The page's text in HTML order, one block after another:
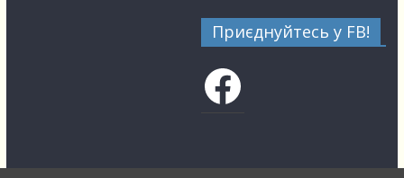
Приєднуйтесь у FB!
Facebook